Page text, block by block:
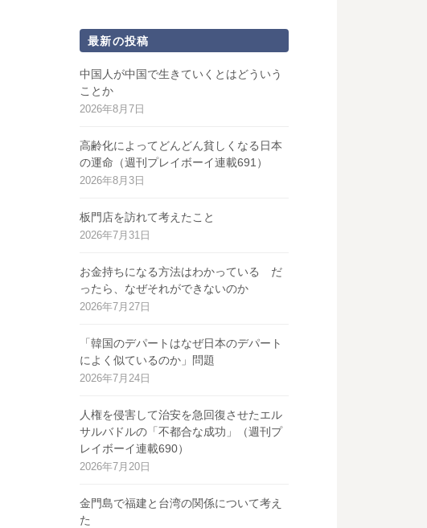
最新の投稿
中国人が中国で生きていくとはどういう
ことか
2026年8月7日
高齢化によってどんどん貧しくなる日本
の運命（週刊プレイボーイ連載691）
2026年8月3日
板門店を訪れて考えたこと
2026年7月31日
お金持ちになる方法はわかっている だ
ったら、なぜそれができないのか
2026年7月27日
「韓国のデパートはなぜ日本のデパート
によく似ているのか」問題
2026年7月24日
人権を侵害して治安を急回復させたエル
サルバドルの「不都合な成功」（週刊プ
レイボーイ連載690）
2026年7月20日
金門島で福建と台湾の関係について考え
た